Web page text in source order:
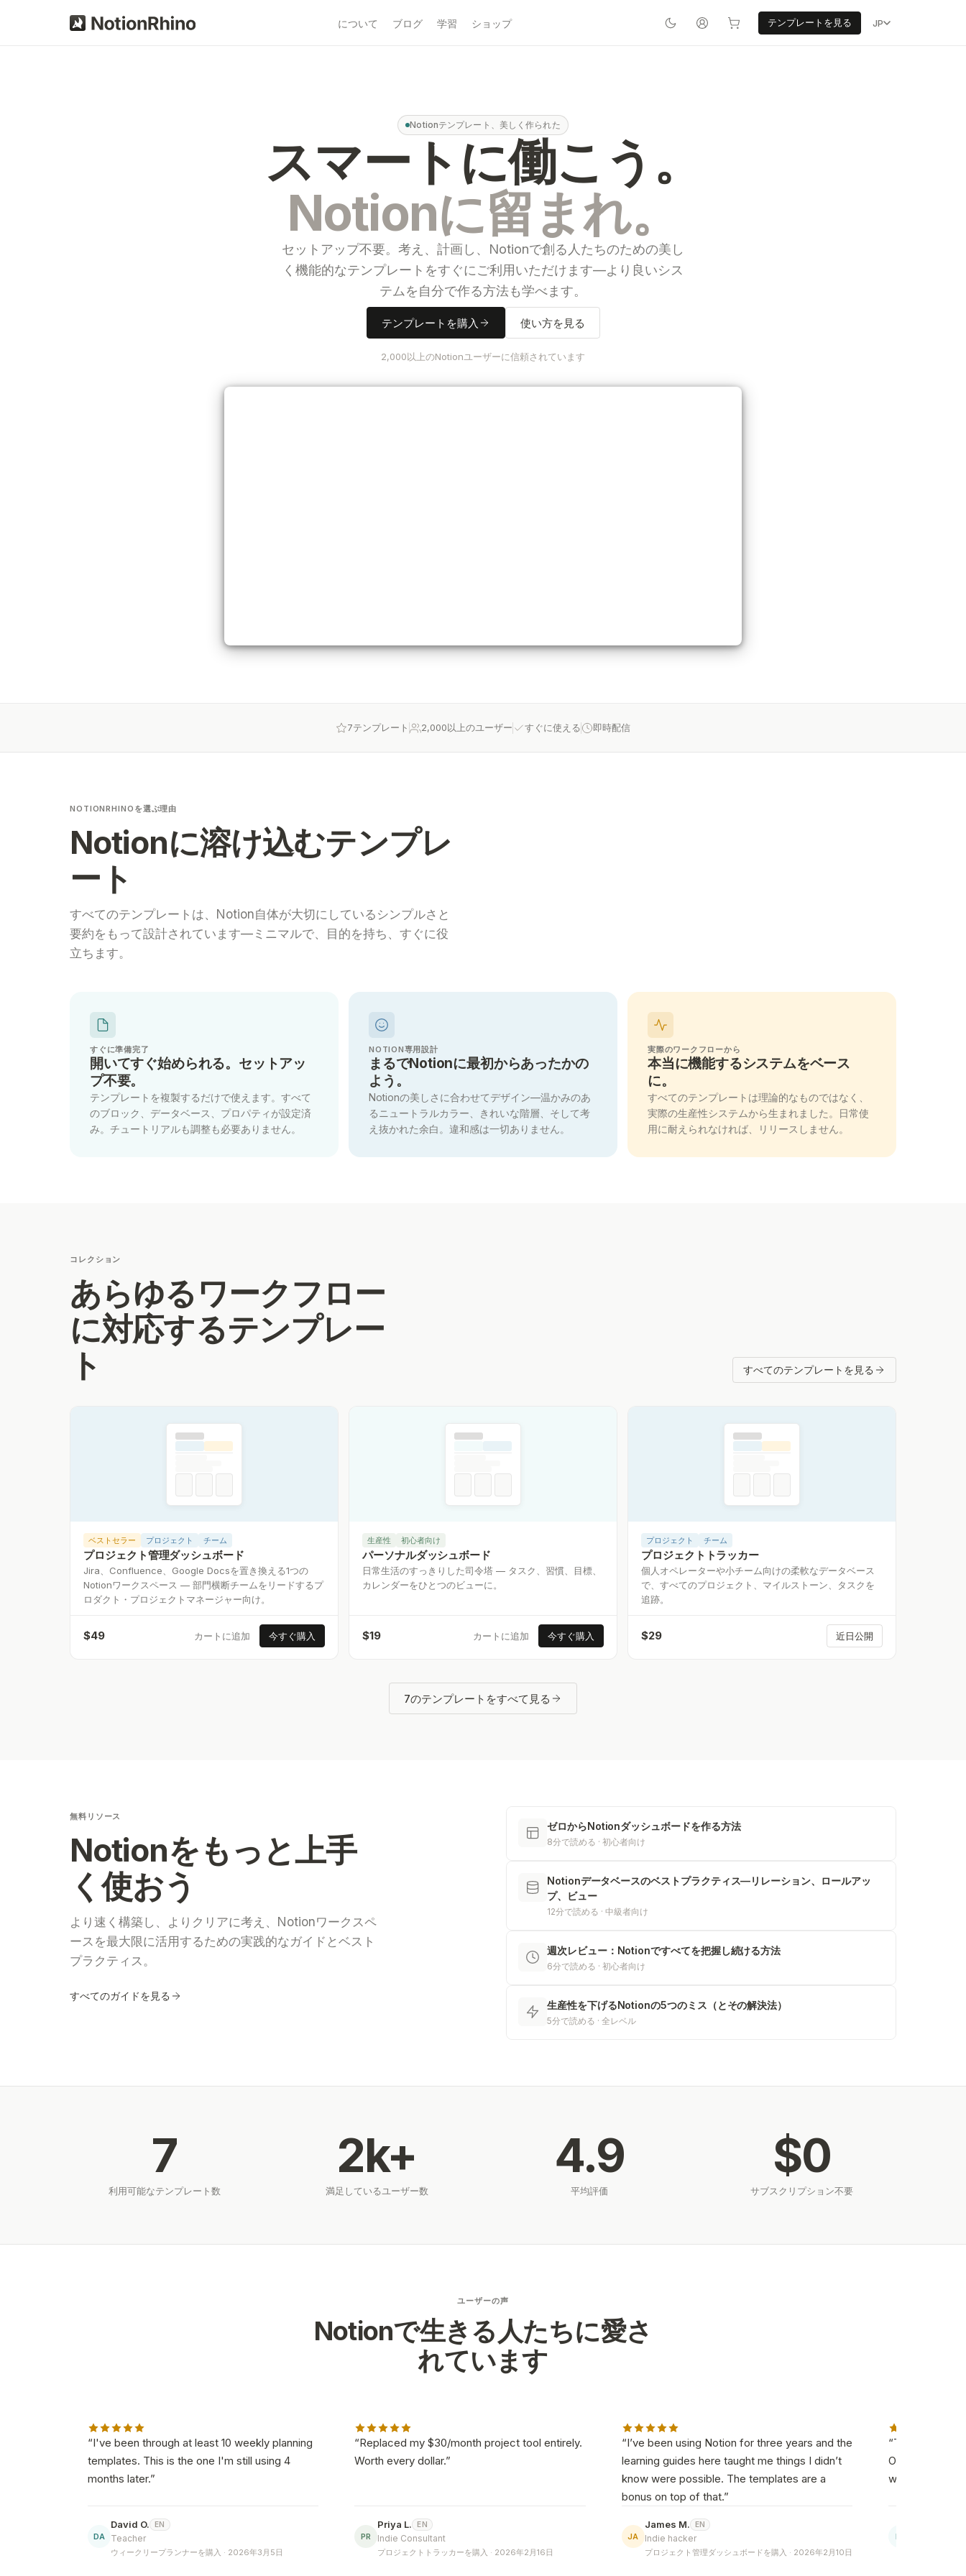
について ブログ 学習 ショップ テンプレートを見る JP
Notionテンプレート、美しく作られた
スマートに働こう。
Notionに留まれ。
セットアップ不要。考え、計画し、Notionで創る人たちのための美し
く機能的なテンプレートをすぐにご利用いただけます—より良いシス
テムを自分で作る方法も学べます。
テンプレートを購入 使い方を見る
2,000以上のNotionユーザーに信頼されています
7テンプレート 2,000以上のユーザー すぐに使える 即時配信
NOTIONRHINOを選ぶ理由
Notionに溶け込むテンプレ
ート
すべてのテンプレートは、Notion自体が大切にしているシンプルさと
要約をもって設計されています—ミニマルで、目的を持ち、すぐに役
立ちます。
すぐに準備完了
開いてすぐ始められる。セットアッ
プ不要。
テンプレートを複製するだけで使えます。すべて
のブロック、データベース、プロパティが設定済
み。チュートリアルも調整も必要ありません。
NOTION専用設計
まるでNotionに最初からあったかの
よう。
Notionの美しさに合わせてデザイン—温かみのあ
るニュートラルカラー、きれいな階層、そして考
え抜かれた余白。違和感は一切ありません。
実際のワークフローから
本当に機能するシステムをベース
に。
すべてのテンプレートは理論的なものではなく、
実際の生産性システムから生まれました。日常使
用に耐えられなければ、リリースしません。
コレクション
あらゆるワークフロー
に対応するテンプレー
ト
すべてのテンプレートを見る
ベストセラー プロジェクト チーム
プロジェクト管理ダッシュボード
Jira、Confluence、Google Docsを置き換える1つの
Notionワークスペース — 部門横断チームをリードするプ
ロダクト・プロジェクトマネージャー向け。
$49 カートに追加 今すぐ購入
生産性 初心者向け
パーソナルダッシュボード
日常生活のすっきりした司令塔 — タスク、習慣、目標、
カレンダーをひとつのビューに。
$19 カートに追加 今すぐ購入
プロジェクト チーム
プロジェクトトラッカー
個人オペレーターや小チーム向けの柔軟なデータベース
で、すべてのプロジェクト、マイルストーン、タスクを
追跡。
$29 近日公開
7のテンプレートをすべて見る
無料リソース
Notionをもっと上手
く使おう
より速く構築し、よりクリアに考え、Notionワークスペ
ースを最大限に活用するための実践的なガイドとベスト
プラクティス。
すべてのガイドを見る
ゼロからNotionダッシュボードを作る方法
8分で読める · 初心者向け
Notionデータベースのベストプラクティス—リレーション、ロールアッ
プ、ビュー
12分で読める · 中級者向け
週次レビュー：Notionですべてを把握し続ける方法
6分で読める · 初心者向け
生産性を下げるNotionの5つのミス（とその解決法）
5分で読める · 全レベル
7
利用可能なテンプレート数
2k+
満足しているユーザー数
4.9
平均評価
$0
サブスクリプション不要
ユーザーの声
Notionで生きる人たちに愛さ
れています
“I've been through at least 10 weekly planning
templates. This is the one I'm still using 4
months later.”
DA
David O. EN
Teacher
ウィークリープランナーを購入 · 2026年3月5日
“Replaced my $30/month project tool entirely.
Worth every dollar.”
PR
Priya L. EN
Indie Consultant
プロジェクトトラッカーを購入 · 2026年2月16日
“I’ve been using Notion for three years and the
learning guides here taught me things I didn’t
know were possible. The templates are a
bonus on top of that.”
JA
James M. EN
Indie hacker
プロジェクト管理ダッシュボードを購入 · 2026年2月10日
“The
One source of
without
NI